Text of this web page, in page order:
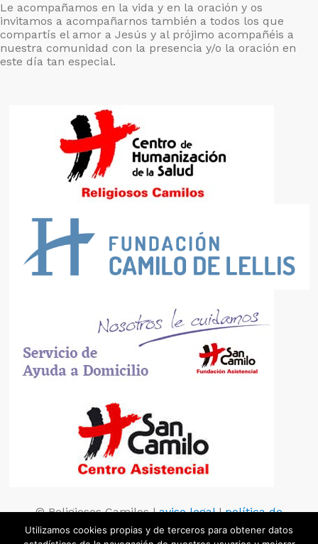
Le acompañamos en la vida y en la oración y os
invitamos a acompañarnos también a todos los que
compartís el amor a Jesús y al prójimo acompañéis a
nuestra comunidad con la presencia y/o la oración en
este día tan especial.
© Religiosos Camilos |aviso legal|política de
privacidad| política de cookies
Utilizamos cookies propias y de terceros para obtener datos